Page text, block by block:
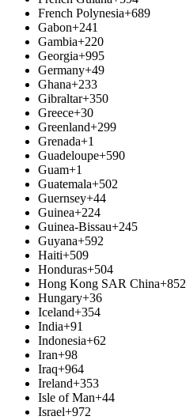
French Polynesia+689
Gabon+241
Gambia+220
Georgia+995
Germany+49
Ghana+233
Gibraltar+350
Greece+30
Greenland+299
Grenada+1
Guadeloupe+590
Guam+1
Guatemala+502
Guernsey+44
Guinea+224
Guinea-Bissau+245
Guyana+592
Haiti+509
Honduras+504
Hong Kong SAR China+852
Hungary+36
Iceland+354
India+91
Indonesia+62
Iran+98
Iraq+964
Ireland+353
Isle of Man+44
Israel+972